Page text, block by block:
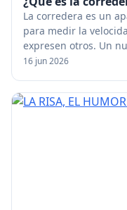
La corredera es un
para medir la
expresen otros. Un
2 km/h. La velocidad
16 jun 2026